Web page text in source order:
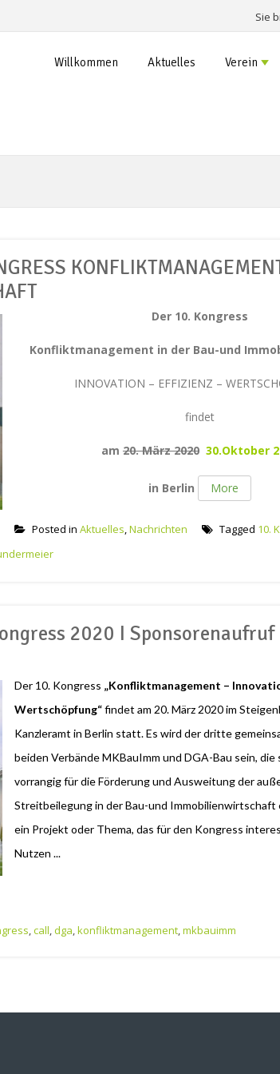
Sie
Willkommen Aktuelles Verein
Der 10. Kongress
Konfliktmanagement in der Bau-und
INNOVATION – EFFIZIENZ –
findet
am 20. März 202030.Oktober
in Berlin More
Posted in Aktuelles,Nachrichten Tagged 10.
2020 I Sponsorenaufruf
Der 10. Kongress „Konfliktmanagement –
Wertschöpfung“findet am 20. März 2020 im
Kanzleramt in Berlin statt. Es wird der dritte
beiden Verbände MKBauImm und DGA-Bau sein, die
vorrangig für die Förderung und Ausweitung der
Streitbeilegung in der Bau-und Immobilienwirtschaft
ein Projekt oder Thema, das für den Kongress
Nutzen ...
,call,dga,konfliktmanagement,mkbauimm